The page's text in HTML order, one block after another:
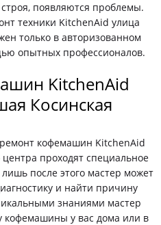
появляются проблемы.
техники KitchenAid улица
только в авторизованном
опытных профессионалов.
KitchenAid
Косинская
кофемашин KitchenAid
проходят специальное
после этого мастер может
и найти причину
знаниями мастер
кофемашины у вас дома или в